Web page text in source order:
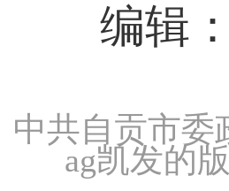
编辑
中共自贡市委
ag凯发的